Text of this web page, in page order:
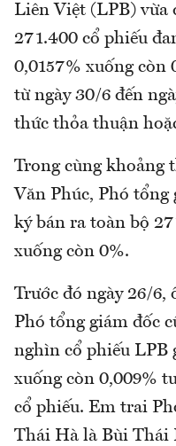
Liên Việt (LPB) vừa
271.400 cổ phiếu
0,0157% xuống còn
từ ngày 30/6 đến
thức thỏa thuận
Trong cùng khoảng
Văn Phúc, Phó tổng
ký bán ra toàn bộ
xuống còn 0%.
Trước đó ngày 26/6,
Phó tổng giám đốc
nghìn cổ phiếu LPB
xuống còn 0,009%
cổ phiếu. Em trai
Thái Hà là Bùi Thái